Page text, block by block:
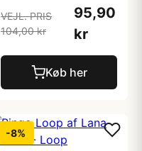
VEJL. PRIS
104,00 kr
95,90
kr
Køb her
-8%